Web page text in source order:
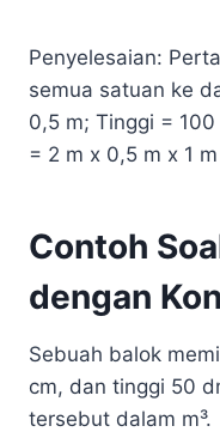
Penyelesaian:
semua satuan ke
0,5 m; Tinggi =
= 2 m x 0,5 m x 1 m
Contoh
dengan
Sebuah balok
cm, dan tinggi 50
tersebut dalam m³.